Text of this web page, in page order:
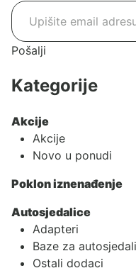
Pošalji
Kategorije
Akcije
Akcije
Novo u ponudi
Poklon iznenađenje
Autosjedalice
Adapteri
Baze za
Ostali dodaci